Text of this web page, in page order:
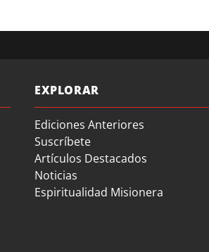
EXPLORAR
Ediciones Anteriores
Suscríbete
Artículos Destacados
Noticias
Espiritualidad Misionera